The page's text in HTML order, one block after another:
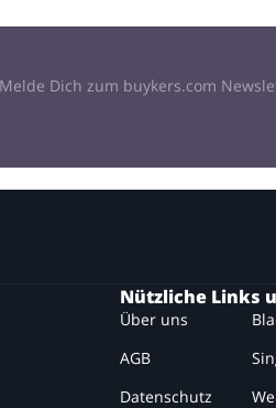
Dich zum buykers.com
Nützliche Links
Über uns
AGB
Datenschutz